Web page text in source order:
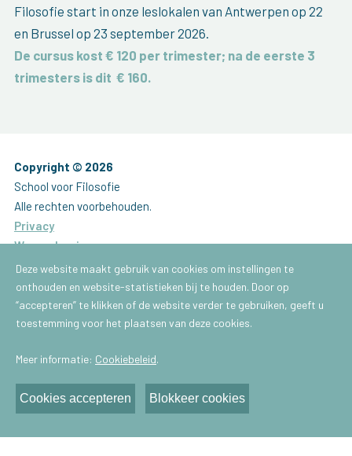
Filosofie start in onze leslokalen van Antwerpen op 22
en Brussel op 23 september 2026.
De cursus kost € 120 per trimester; na de eerste 3
trimesters is dit € 160.
Copyright © 2026
School voor Filosofie
Alle rechten voorbehouden.
Privacy
Waarschuwing
Website byBrainlane
Brussel
School voor Filosofie
1050 - Brussel
Antwerpen
School voor Filosofie
Deze website maakt gebruik van cookies om instellingen te
onthouden en website-statistieken bij te houden. Door op
“accepteren” te klikken of de website verder te gebruiken, geeft u
toestemming voor het plaatsen van deze cookies.
Meer informatie: Cookiebeleid.
Cookies accepteren Blokkeer cookies